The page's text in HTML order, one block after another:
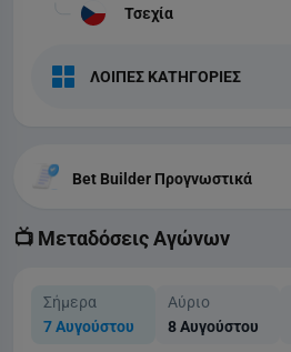
Τσεχία
ΛΟΙΠΕΣ ΚΑΤΗΓΟΡΙΕΣ
Bet Builder Προγνωστικά
📺 Μεταδόσεις Αγώνων
Σήμερα
7 Αυγούστου
Αύριο
8 Αυγούστου